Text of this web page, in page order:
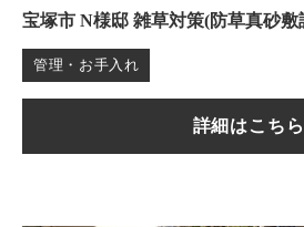
宝塚市 N様邸 雑草対策(防草真砂敷
管理・お手入れ
詳細はこちら